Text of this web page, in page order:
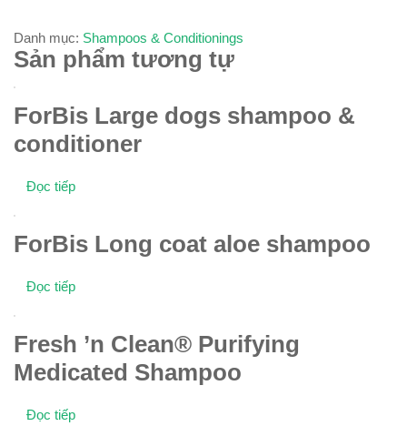
Danh mục: Shampoos & Conditionings
Sản phẩm tương tự
ForBis Large dogs shampoo &
conditioner
Đọc tiếp
ForBis Long coat aloe shampoo
Đọc tiếp
Fresh ’n Clean® Purifying
Medicated Shampoo
Đọc tiếp